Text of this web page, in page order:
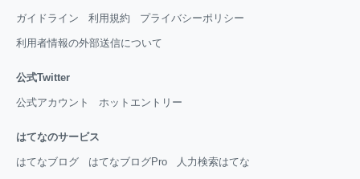
ガイドライン 利用規約 プライバシーポリシー
利用者情報の外部送信について
公式Twitter
公式アカウント ホットエントリー
はてなのサービス
はてなブログ はてなブログPro 人力検索はてな